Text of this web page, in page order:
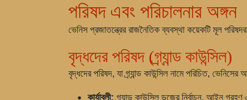
পরিষদ এবং পরিচালনার অঙ্গন
ভেনিস প্রজাতন্ত্রের রাজনৈতিক ব্যবস্থা কয়েকটি মূল
বৃদ্ধদের পরিষদ (গ্র্যান্ড কাউন্সিল)
বৃদ্ধদের পরিষদ, যা গ্র্যান্ড কাউন্সিল নামে পরিচিত,
কার্যাবলী:গ্র্যান্ড কাউন্সিল ডুজের নির্বাচন, আইন